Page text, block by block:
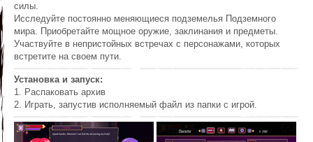
силы.
Исследуйте постоянно меняющиеся подземелья Подземного
мира. Приобретайте мощное оружие, заклинания и предметы.
Участвуйте в непристойных встречах с персонажами, которых
встретите на своем пути.
Установка и запуск:
1. Распаковать архив
2. Играть, запустив исполняемый файл из папки с игрой.